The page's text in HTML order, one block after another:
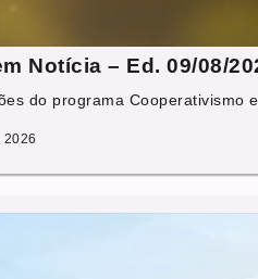
Notícia – Ed. 09/08/
do programa Cooperativismo
2026